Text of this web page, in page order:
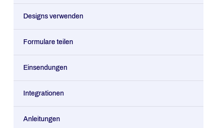
Designs verwenden
Formulare teilen
Einsendungen
Integrationen
Anleitungen